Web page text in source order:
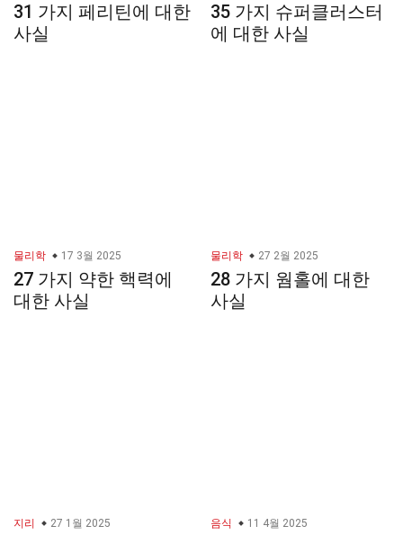
31 가지 페리틴에 대한
사실
35 가지 슈퍼클러스터
에 대한 사실
물리학 17 3월 2025
27 가지 약한 핵력에
대한 사실
물리학 27 2월 2025
28 가지 웜홀에 대한
사실
지리 27 1월 2025 음식 11 4월 2025